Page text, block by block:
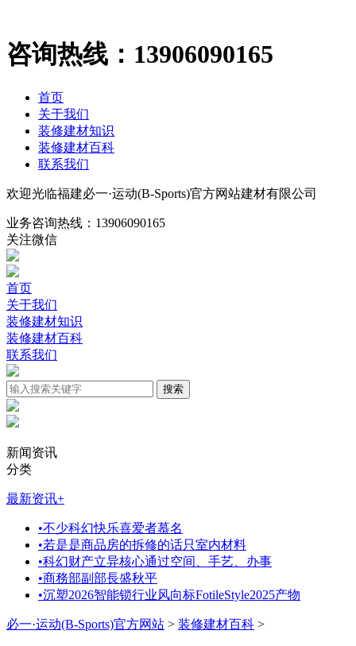
咨询热线： 13906090165
首页
关于我们
装修建材知识
装修建材百科
联系我们
欢迎光临福建必一·运动(B-Sports)官方网站建材有限公司
业务咨询热线： 13906090165
关注微信
首页
关于我们
装修建材知识
装修建材百科
联系我们
新闻资讯
分类
最新资讯+
•不少科幻快乐喜爱者慕名
•若是是商品房的拆修的话只室内材料
•科幻财产立异核心通过空间、手艺、办事
•商務部副部長盛秋平
•沉塑2026智能锁行业风向标FotileStyle2025产物
必一·运动(B-Sports)官方网站 > 装修建材百科 >